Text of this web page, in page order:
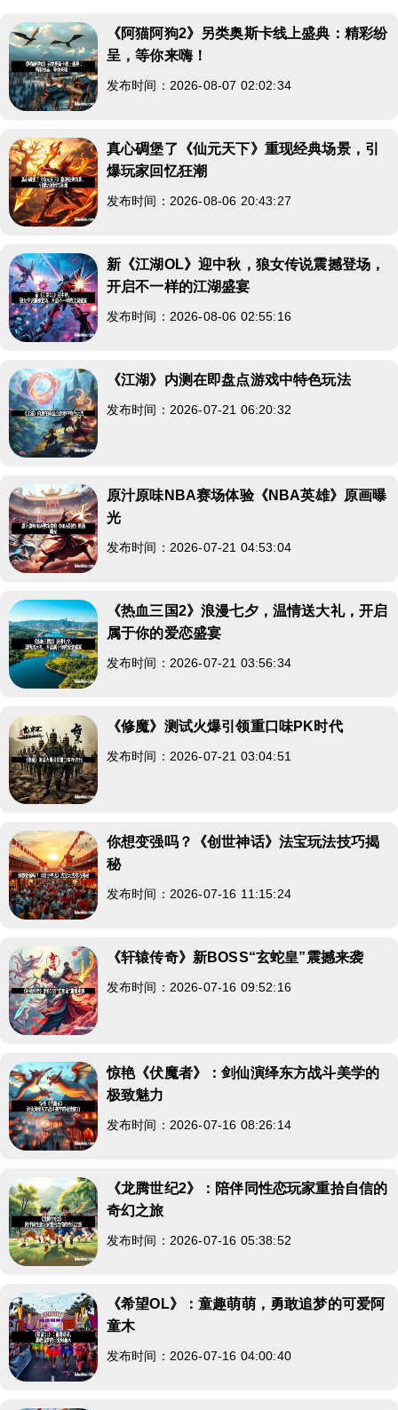
《阿猫阿狗2》另类奥斯卡线上盛典：精彩纷
呈，等你来嗨！
发布时间：2026-08-07 02:02:34
真心碉堡了《仙元天下》重现经典场景，引
爆玩家回忆狂潮
发布时间：2026-08-06 20:43:27
新《江湖OL》迎中秋，狼女传说震撼登场，
开启不一样的江湖盛宴
发布时间：2026-08-06 02:55:16
《江湖》内测在即盘点游戏中特色玩法
发布时间：2026-07-21 06:20:32
原汁原味NBA赛场体验《NBA英雄》原画曝
光
发布时间：2026-07-21 04:53:04
《热血三国2》浪漫七夕，温情送大礼，开启
属于你的爱恋盛宴
发布时间：2026-07-21 03:56:34
《修魔》测试火爆引领重口味PK时代
发布时间：2026-07-21 03:04:51
你想变强吗？《创世神话》法宝玩法技巧揭
秘
发布时间：2026-07-16 11:15:24
《轩辕传奇》新BOSS“玄蛇皇”震撼来袭
发布时间：2026-07-16 09:52:16
惊艳《伏魔者》：剑仙演绎东方战斗美学的
极致魅力
发布时间：2026-07-16 08:26:14
《龙腾世纪2》：陪伴同性恋玩家重拾自信的
奇幻之旅
发布时间：2026-07-16 05:38:52
《希望OL》：童趣萌萌，勇敢追梦的可爱阿
童木
发布时间：2026-07-16 04:00:40